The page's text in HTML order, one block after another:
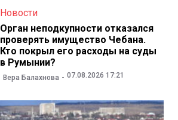
Новости
Орган неподкупности отказался
проверять имущество Чебана.
Кто покрыл его расходы на суды
в Румынии?
Вера Балахнова 07.08.2026 17:21